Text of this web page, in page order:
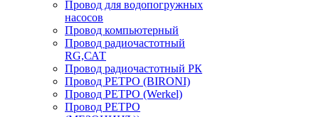
Провод для водопогружных
насосов
Провод компьютерный
Провод радиочастотный
RG,САТ
Провод радиочастотный РК
Провод РЕТРО (BIRONI)
Провод РЕТРО (Werkel)
Провод РЕТРО